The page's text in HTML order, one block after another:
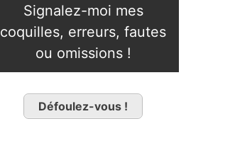
Signalez-moi mes
coquilles, erreurs, fautes
ou omissions !
Défoulez-vous !